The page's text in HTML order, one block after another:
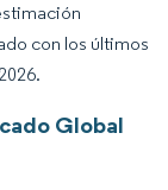
con los últimos
Global